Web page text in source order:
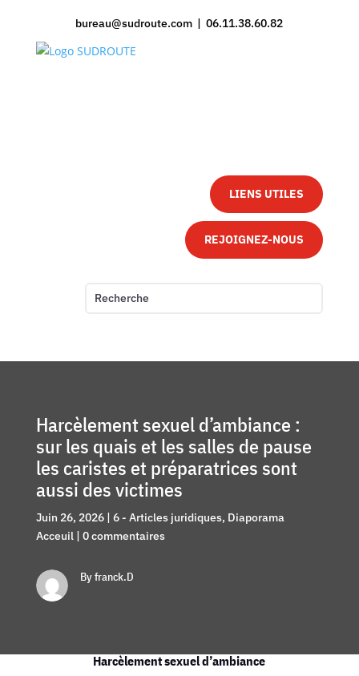
bureau@sudroute.com | 06.11.38.60.82
LIENS UTILES
REJOIGNEZ-NOUS
Harcèlement sexuel d’ambiance :
sur les quais et les salles de pause
les caristes et préparatrices sont
aussi des victimes
Juin 26, 2026| 6 - Articles juridiques, Diaporama
Acceuil| 0 commentaires
By franck.D
Harcèlement sexuel d’ambiance